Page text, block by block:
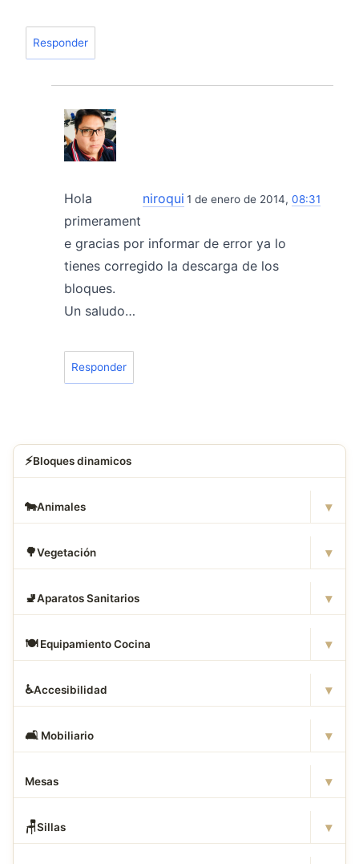
Responder
niroqui 1 de enero de 2014, 08:31
Hola
primerament
e gracias por informar de error ya lo
tienes corregido la descarga de los
bloques.
Un saludo…
Responder
⚡Bloques dinamicos
🐄Animales ▾
🌳Vegetación ▾
🚽Aparatos Sanitarios ▾
🍽️ Equipamiento Cocina ▾
♿Accesibilidad ▾
🛋 ️ Mobiliario ▾
Mesas ▾
🪑Sillas ▾